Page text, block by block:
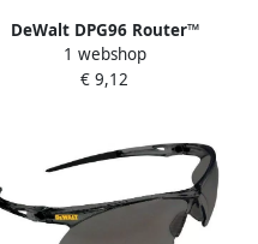
DeWalt DPG96 Router™
Veiligheidsbril | Donker
Glas DPG96-2DEU
1 webshop
€ 9,12